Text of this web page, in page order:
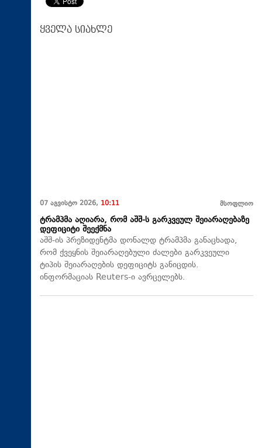
ყველა სიახლე
07 აგვისტო 2026, 10:11 მსოფლიო
ტრამპმა აღიარა, რომ აშშ-ს გარკვეულ შეიარაღებაზე
დეფიციტი შეექმნა
აშშ-ის პრეზიდენტმა დონალდ ტრამპმა განაცხადა,
რომ ქვეყნის შეიარაღებული ძალები გარკვეული
ტიპის შეიარაღების დეფიციტს განიცდის.
ინფორმაციას Reuters-ი ავრცელებს.